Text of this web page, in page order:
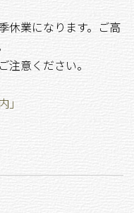
休業になります。ご高
意ください。